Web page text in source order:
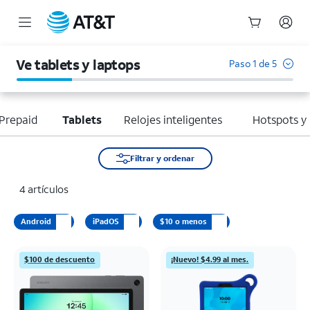
Ve tablets y laptops Paso 1 de 5
Tablets Relojes inteligentes Hotspots y
Filtrar y ordenar
4 artículos
Android iPadOS $10 o menos
$100 de descuento ¡Nuevo! $4.99 al mes.